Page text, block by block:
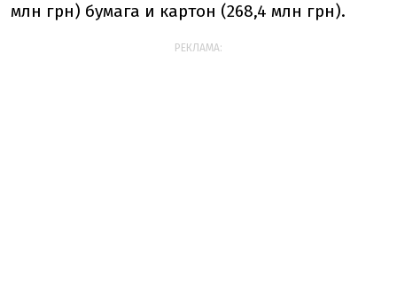
млн грн) бумага и картон (268,4 млн грн).
РЕКЛАМА: